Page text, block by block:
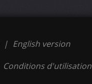
| English version
Conditions d'utilisation